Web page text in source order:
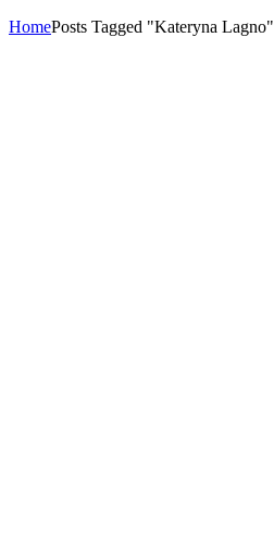
HomePosts Tagged "Kateryna Lagno"